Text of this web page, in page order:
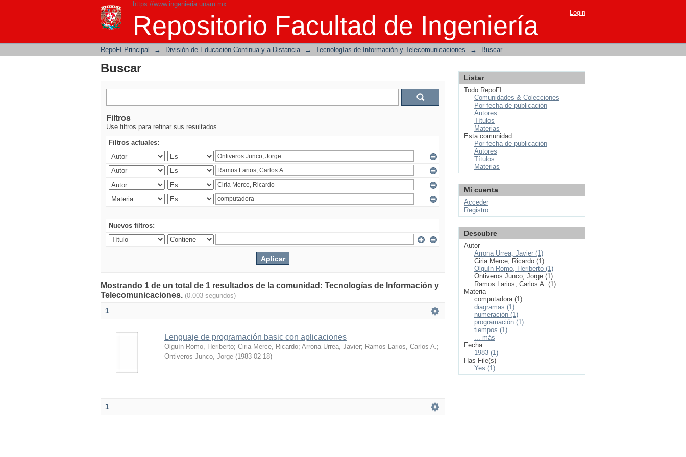
https://www.ingenieria.unam.mx
Repositorio Facultad de Ingeniería
Buscar Login
RepoFI Principal → División de Educación Continua y a Distancia → Tecnologías de Información y Telecomunicaciones → Buscar
Buscar
Filtros
Use filtros para refinar sus resultados.
Filtros actuales:
Nuevos filtros:
Mostrando 1 de un total de 1 resultados de la comunidad: Tecnologías de Información y
Telecomunicaciones. (0.003 segundos)
1
Lenguaje de programación basic con aplicaciones
Olguín Romo, Heriberto; Ciria Merce, Ricardo; Arrona Urrea, Javier; Ramos Larios, Carlos A.;
Ontiveros Junco, Jorge (1983-02-18)
1
Listar
Todo RepoFI
Comunidades & Colecciones
Por fecha de publicación
Autores
Títulos
Materias
Esta comunidad
Por fecha de publicación
Autores
Títulos
Materias
Mi cuenta
Acceder
Registro
Descubre
Autor
Arrona Urrea, Javier (1)
Ciria Merce, Ricardo (1)
Olguín Romo, Heriberto (1)
Ontiveros Junco, Jorge (1)
Ramos Larios, Carlos A. (1)
Materia
computadora (1)
diagramas (1)
numeración (1)
programación (1)
tiempos (1)
... más
Fecha
1983 (1)
Has File(s)
Yes (1)